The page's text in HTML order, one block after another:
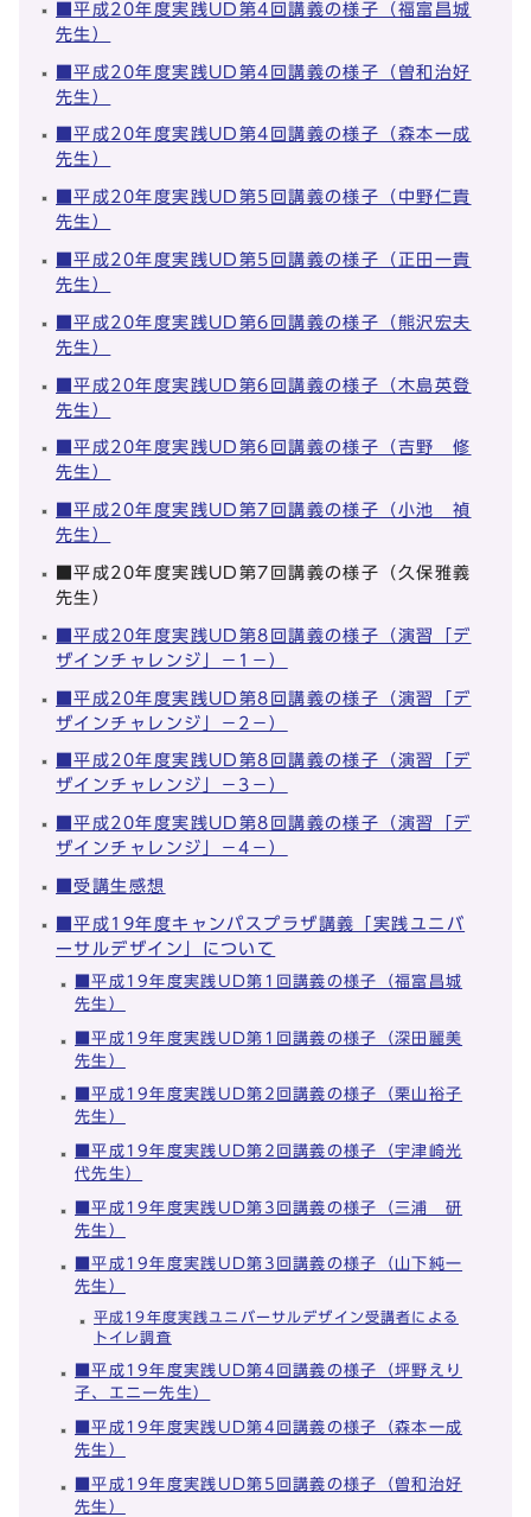
■平成20年度実践UD第4回講義の様子（福富昌城
先生）
■平成20年度実践UD第4回講義の様子（曽和治好
先生）
■平成20年度実践UD第4回講義の様子（森本一成
先生）
■平成20年度実践UD第5回講義の様子（中野仁貴
先生）
■平成20年度実践UD第5回講義の様子（正田一貴
先生）
■平成20年度実践UD第6回講義の様子（熊沢宏夫
先生）
■平成20年度実践UD第6回講義の様子（木島英登
先生）
■平成20年度実践UD第6回講義の様子（吉野 修
先生）
■平成20年度実践UD第7回講義の様子（小池 禎
先生）
■平成20年度実践UD第7回講義の様子（久保雅義
先生）
■平成20年度実践UD第8回講義の様子（演習「デ
ザインチャレンジ」－1－）
■平成20年度実践UD第8回講義の様子（演習「デ
ザインチャレンジ」－2－）
■平成20年度実践UD第8回講義の様子（演習「デ
ザインチャレンジ」－3－）
■平成20年度実践UD第8回講義の様子（演習「デ
ザインチャレンジ」－4－）
■受講生感想
■平成19年度キャンパスプラザ講義「実践ユニバ
ーサルデザイン」について
■平成19年度実践UD第1回講義の様子（福富昌城
先生）
■平成19年度実践UD第1回講義の様子（深田麗美
先生）
■平成19年度実践UD第2回講義の様子（栗山裕子
先生）
■平成19年度実践UD第2回講義の様子（宇津崎光
代先生）
■平成19年度実践UD第3回講義の様子（三浦 研
先生）
■平成19年度実践UD第3回講義の様子（山下純一
先生）
平成19年度実践ユニバーサルデザイン受講者による
トイレ調査
■平成19年度実践UD第4回講義の様子（坪野えり
子、エニー先生）
■平成19年度実践UD第4回講義の様子（森本一成
先生）
■平成19年度実践UD第5回講義の様子（曽和治好
先生）